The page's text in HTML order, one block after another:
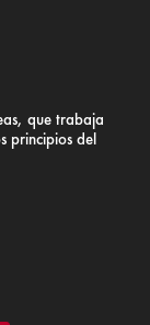
que trabaja
principios del